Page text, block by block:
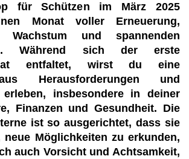
für Schützen im März 2025
Monat voller Erneuerung,
Wachstum und spannenden
Während sich der erste
entfaltet, wirst du eine
Herausforderungen und
erleben, insbesondere in deiner
Finanzen und Gesundheit. Die
ist so ausgerichtet, dass sie
Möglichkeiten zu erkunden,
auch Vorsicht und Achtsamkeit,